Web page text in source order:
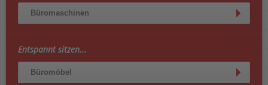
Büromaschinen
Entspannt sitzen...
Büromöbel